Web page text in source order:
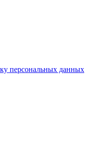
персональных данных